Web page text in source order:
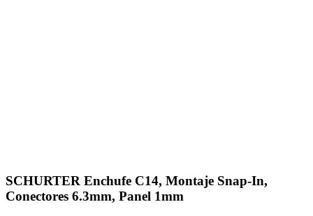
SCHURTER Enchufe C14, Montaje Snap-In,
Conectores 6.3mm, Panel 1mm